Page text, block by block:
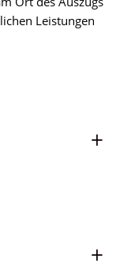
Leistungen